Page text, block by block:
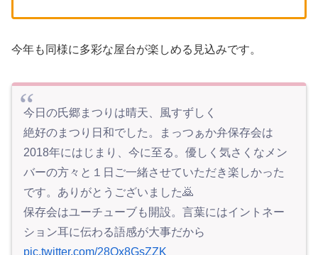
今年も同様に多彩な屋台が楽しめる見込みです。
今日の氏郷まつりは晴天、風すずしく
絶好のまつり日和でした。まっつぁか弁保存会は
2018年にはじまり、今に至る。優しく気さくなメン
バーの方々と１日ご一緒させていただき楽しかった
です。ありがとうございました🙇
保存会はユーチューブも開設。言葉にはイントネー
ション耳に伝わる語感が大事だから
pic.twitter.com/28Ox8GsZZK